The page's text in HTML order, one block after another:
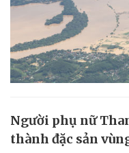
Người phụ nữ
thành đặc sản